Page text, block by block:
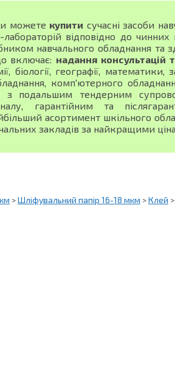
можете купити сучасні засоби
лабораторій відповідно до
навчального обладнання та
включає: надання консультацій
біології, географії,
комп'ютерного
з подальшим тендерним
гарантійним та
асортимент шкільного
закладів за найкращими
>Шліфувальний папір 16-18 мкм >Клей >